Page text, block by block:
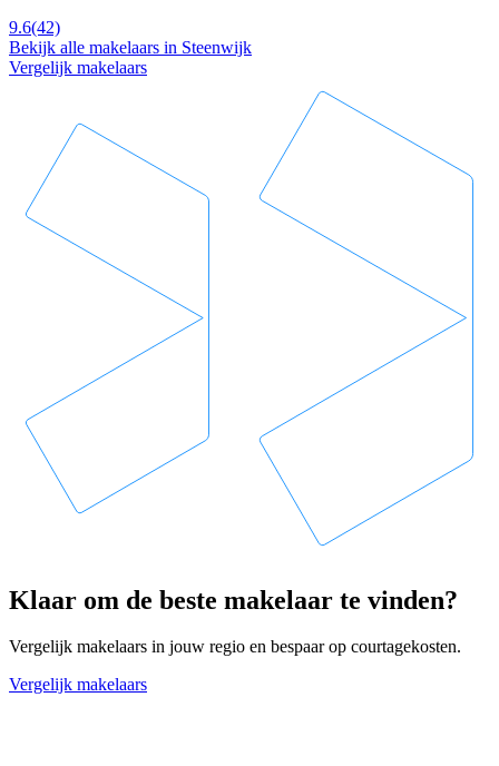
9.6(42)
Bekijk alle makelaars in Steenwijk
Vergelijk makelaars
Klaar om de beste makelaar te vinden?
Vergelijk makelaars in jouw regio en bespaar op courtagekosten.
Vergelijk makelaars